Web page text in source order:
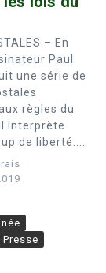
– En
Paul
une série de
règles du
interprète
de liberté....
Presse